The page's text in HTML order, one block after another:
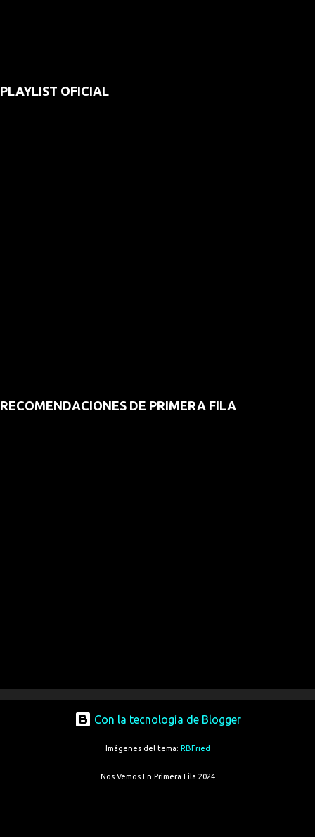
PLAYLIST OFICIAL
RECOMENDACIONES DE PRIMERA FILA
Con la tecnología de Blogger
Imágenes del tema: RBFried
Nos Vemos En Primera Fila 2024